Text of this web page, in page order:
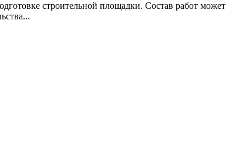
строительной площадки. Состав работ может